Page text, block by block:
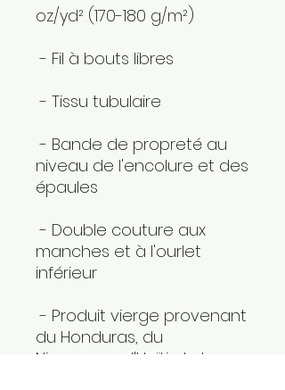
oz/yd² (170-180 g/m²)
- Fil à bouts libres
- Tissu tubulaire
- Bande de propreté au
niveau de l'encolure et des
épaules
- Double couture aux
manches et à l'ourlet
inférieur
- Produit vierge provenant
du Honduras, du
Nicaragua, d'Haïti, de la